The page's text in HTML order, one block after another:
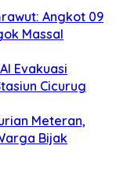
Angkot 09
Massal
Evakuasi
Cicurug
Meteran,
Bijak